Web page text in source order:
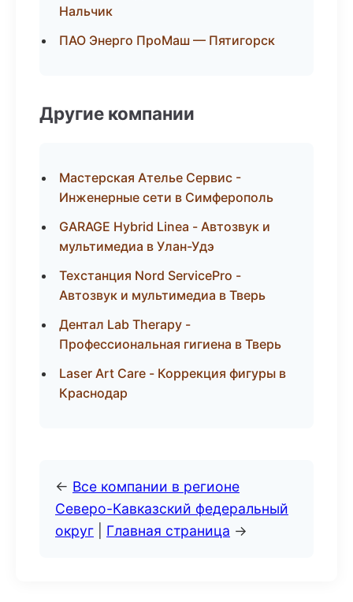
Нальчик
ПАО Энерго ПроМаш — Пятигорск
Другие компании
Мастерская Ателье Сервис -
Инженерные сети в Симферополь
GARAGE Hybrid Linea - Автозвук и
мультимедиа в Улан-Удэ
Техстанция Nord ServicePro -
Автозвук и мультимедиа в Тверь
Дентал Lab Therapy -
Профессиональная гигиена в Тверь
Laser Art Care - Коррекция фигуры в
Краснодар
← Все компании в регионе
Северо-Кавказский федеральный
округ
Главная страница →